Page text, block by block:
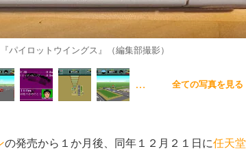
パイロットウイングス』（編集部撮影）
… 全ての写真を見る
の発売から１か月後、同年１２月２１日に任天堂